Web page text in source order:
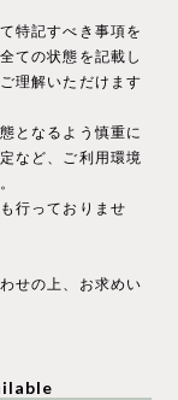
特記すべき事項を
ての状態を記載し
理解いただけます
となるよう慎重に
など、ご利用環境
行っておりませ
せの上、お求めい